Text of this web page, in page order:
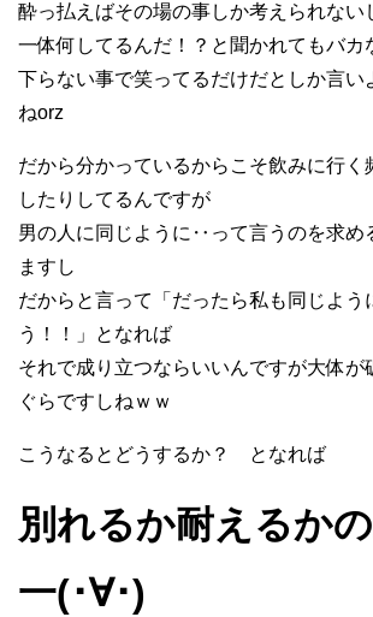
酔っ払えばその場の事しか考えられない
一体何してるんだ！？と聞かれてもバカ
下らない事で笑ってるだけだとしか言い
ねorz
だから分かっているからこそ飲みに行く
したりしてるんですが
男の人に同じように‥って言うのを求め
ますし
だからと言って「だったら私も同じよう
う！！」となれば
それで成り立つならいいんですが大体が
ぐらですしねｗｗ
こうなるとどうするか？ となれば
別れるか耐えるか
一(･∀･)